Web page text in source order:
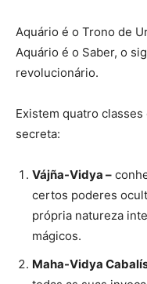
Aquário é o Trono de
Aquário é o Saber, o
revolucionário.
Existem quatro
secreta:
Vájña-Vidya –
certos poderes
própria natureza
mágicos.
Maha-Vidya